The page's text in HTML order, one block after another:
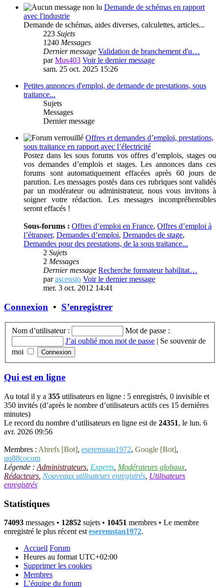
Demande de schémas en rapport
avec l'industrie
Demande de schémas, aides diverses, calculettes, articles...
223 Sujets
1240 Messages
Dernier message Validation de branchement d'u…
parMus403 Voir le dernier message
sam. 25 oct. 2025 15:26
Petites annonces d'emploi, de demande de prestations, sous
traitance...
Sujets
Messages
Dernier message
Offres et demandes d’emploi, prestations,
sous traitance en rapport avec l’électricité
Postez dans les sous forums vos offres d’emplois, stages ou
vos demandes d’emplois et stages. Les annonces dans ces
forums sont automatiquement effacées après 60 jours de
parution. Les messages postés dans ces rubriques sont validés
par un modérateur ou administrateur, nous vous invitons à
soigner votre rédaction. Les messages incompréhensibles
seront effacés !
Sous-forums : Offres d’emploi en France, Offres d’emploi à
l’étranger, Demandes d’emploi, Demandes de stage,
Demandes pour des prestations, de la sous traitance...
2 Sujets
2 Messages
Dernier message Recherche formateur habilitat…
parascensio Voir le dernier message
mer. 3 oct. 2012 14:41
Connexion • S’enregistrer
Nom d’utilisateur :
Mot de passe :
J’ai oublié mon mot de passe | Se souvenir de
moi
Qui est en ligne
Au total il y a 355 utilisateurs en ligne : 5 enregistrés, 0 invisible et
350 invités (d’après le nombre d’utilisateurs actifs ces 15 dernières
minutes)
Le record du nombre d’utilisateurs en ligne est de 24351, le lun. 6
avr. 2026 09:56
Membres : Ahrefs [Bot], eseremstan1972, Google [Bot],
qq88cocom
Légende : Administrateurs Experts Modérateurs globaux
Rédacteurs Nouveaux utilisateurs enregistrés Utilisateurs
enregistrés
Statistiques
74093 messages • 12852 sujets • 10451 membres • Le membre
enregistré le plus récent est eseremstan1972.
Accueil Forum
Heures au format UTC+02:00
Supprimer les cookies
Membres
L’équipe du forum